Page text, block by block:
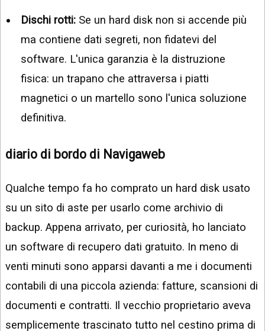
Dischi rotti: Se un hard disk non si accende più
ma contiene dati segreti, non fidatevi del
software. L'unica garanzia è la distruzione
fisica: un trapano che attraversa i piatti
magnetici o un martello sono l'unica soluzione
definitiva.
diario di bordo di Navigaweb
Qualche tempo fa ho comprato un hard disk usato
su un sito di aste per usarlo come archivio di
backup. Appena arrivato, per curiosità, ho lanciato
un software di recupero dati gratuito. In meno di
venti minuti sono apparsi davanti a me i documenti
contabili di una piccola azienda: fatture, scansioni di
documenti e contratti. Il vecchio proprietario aveva
semplicemente trascinato tutto nel cestino prima di